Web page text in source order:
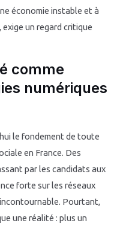
économie instable et à
un regard critique
comme
numériques
le fondement de toute
en France. Des
par les candidats aux
forte sur les réseaux
Pourtant,
une réalité : plus un